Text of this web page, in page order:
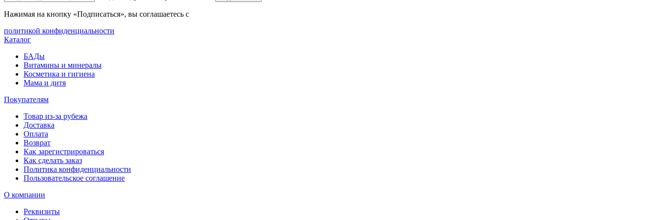
Нажимая на кнопку «Подписаться», вы соглашаетесь с
политикой конфиденциальности
Каталог
БАДы
Витамины и минералы
Косметика и гигиена
Мама и дитя
Покупателям
Товар из-за рубежа
Доставка
Оплата
Возврат
Как зарегистрироваться
Как сделать заказ
Политика конфиденциальности
Пользовательское соглашение
О компании
Реквизиты